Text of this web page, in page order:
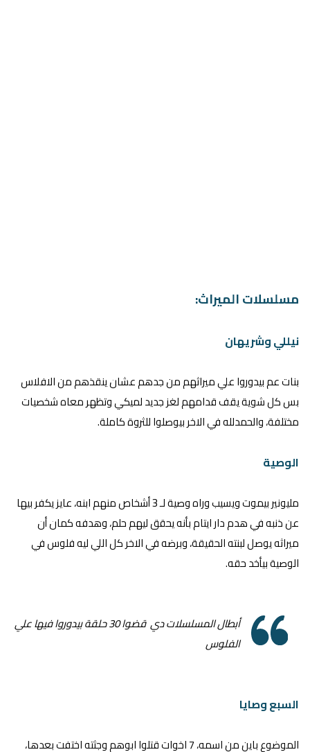
مسلسلات الميراث:
نيللي وشريهان
بنات عم بيدوروا علي ميراثهم من جدهم عشان ينقذهم من الافلاس
بس كل شوية يقف قدامهم لغز جديد لميكي وتظهر معاه شخصيات
مختلفة، والحمدلله في الاخر بيوصلوا للثروة كاملة.
الوصية
مليونير بيموت ويسيب وراه وصية لـ 3 أشخاص منهم ابنه، عايز يكفر بيها
عن ذنبه في هدم دار ايتام بأنه يحقق ليهم حلم، وهدفه كمان أن
ميراثه يوصل لبنته الحقيقة، وبرضه في الاخر كل اللي ليه فلوس في
الوصية بيأخد حقه.
أبطال المسلسلات دي قضوا 30 حلقة بيدوروا فيها علي
الفلوس
السبع وصايا
الموضوع باين من اسمه، 7 اخوات قتلوا ابوهم وجثته اختفت بعدها،